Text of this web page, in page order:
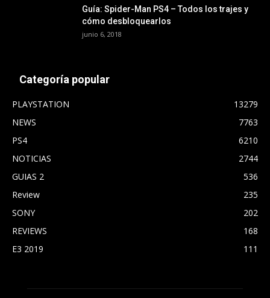
Guía: Spider-Man PS4 – Todos los trajes y
cómo desbloquearlos
junio 6, 2018
Categoría popular
PLAYSTATION
13279
NEWS
7763
PS4
6210
NOTICIAS
2744
GUIAS 2
536
Review
235
SONY
202
REVIEWS
168
E3 2019
111